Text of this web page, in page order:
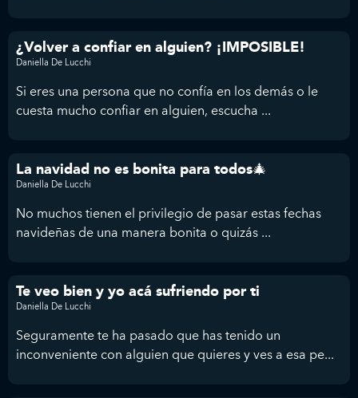
¿Volver a confiar en alguien? ¡IMPOSIBLE!
Daniella De Lucchi
Si eres una persona que no confía en los demás o le
cuesta mucho confiar en alguien, escucha ...
La navidad no es bonita para todos🎄
Daniella De Lucchi
No muchos tienen el privilegio de pasar estas fechas
navideñas de una manera bonita o quizás ...
Te veo bien y yo acá sufriendo por ti
Daniella De Lucchi
Seguramente te ha pasado que has tenido un
inconveniente con alguien que quieres y ves a esa pe...